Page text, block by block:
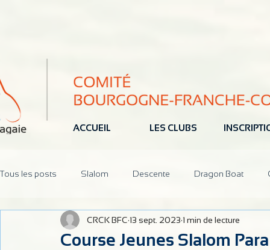
ACCUEIL LES CLUBS
Tous les posts Slalom Descente Dragon Boat
Pôle Espoir Réunions CoDir
Course Jeunes Slalom
CRCK BFC 13 sept. 2023 1 min de lecture